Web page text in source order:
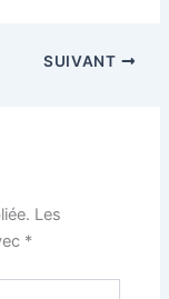
SUIVANT
Les
*